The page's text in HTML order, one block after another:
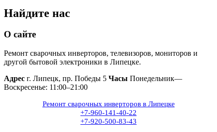
Найдите нас
О сайте
Ремонт сварочных инверторов, телевизоров, мониторов и
другой бытовой электроники в Липецке.
Адрес г. Липецк, пр. Победы 5 Часы Понедельник—
Воскресенье: 11:00–21:00
Ремонт сварочных инверторов в Липецке
+7-960-141-40-22
+7-920-500-83-43